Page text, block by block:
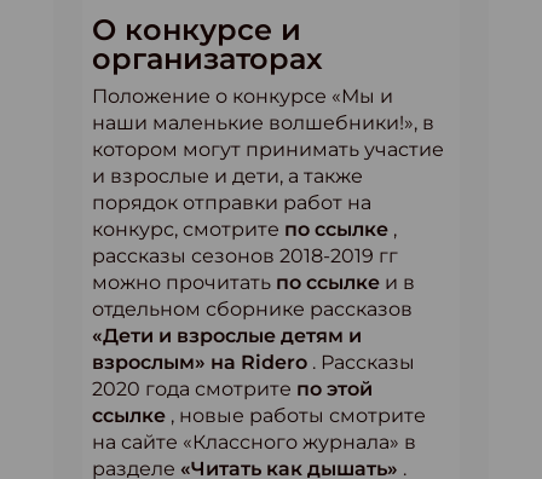
О конкурсе и
организаторах
Положение о конкурсе «Мы и
наши маленькие волшебники!», в
котором могут принимать участие
и взрослые и дети, а также
порядок отправки работ на
конкурс, смотрите по ссылке ,
рассказы сезонов 2018-2019 гг
можно прочитать по ссылке и в
отдельном сборнике рассказов
«Дети и взрослые детям и
взрослым» на Ridero . Рассказы
2020 года смотрите по этой
ссылке , новые работы смотрите
на сайте «Классного журнала» в
разделе «Читать как дышать» .